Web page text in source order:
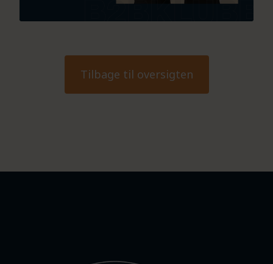
Tilbage til oversigten